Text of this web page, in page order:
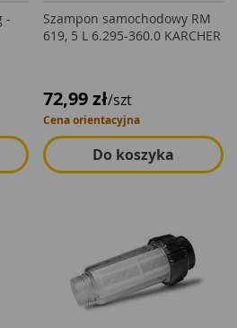
-
Szampon samochodowy RM
619, 5 L 6.295-360.0 KARCHER
72,99 zł/szt
Cena orientacyjna
Do koszyka